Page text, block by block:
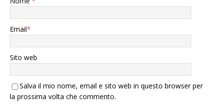
Email*
Sito web
Salva il mio nome, email e sito web in questo browser per
la prossima volta che commento.